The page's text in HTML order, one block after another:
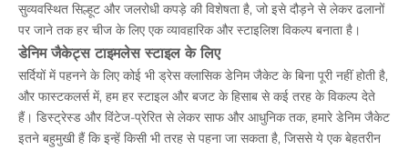
सुव्यवस्थित सिल्हूट और जलरोधी कपड़े की विशेषता है, जो इसे दौड़ने से लेकर ढलानों
पर जाने तक हर चीज के लिए एक व्यावहारिक और स्टाइलिश विकल्प बनाता है।
डेनिम जैकेट्स टाइमलेस स्टाइल के लिए
सर्दियों में पहनने के लिए कोई भी ड्रेस क्लासिक डेनिम जैकेट के बिना पूरी नहीं होती है,
और फास्टकलर्स में, हम हर स्टाइल और बजट के हिसाब से कई तरह के विकल्प देते
हैं। डिस्ट्रेस्ड और विंटेज-प्रेरित से लेकर साफ और आधुनिक तक, हमारे डेनिम जैकेट
इतने बहुमुखी हैं कि इन्हें किसी भी तरह से पहना जा सकता है, जिससे ये एक बेहतरीन